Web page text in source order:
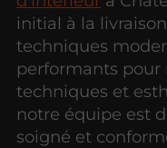
initial à la
techniques
performants pour
techniques et
notre équipe est
soigné et